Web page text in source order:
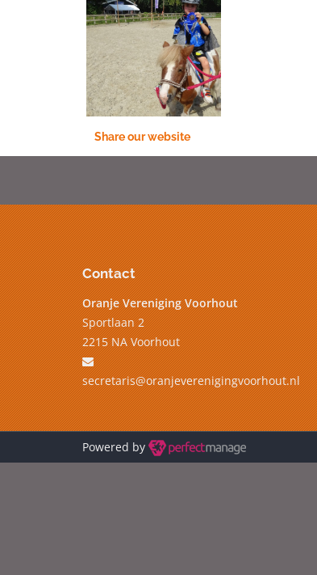
Share our website
Contact
Oranje Vereniging Voorhout
Sportlaan 2
2215 NA Voorhout
secretaris@oranjeverenigingvoorhout.nl
Powered by